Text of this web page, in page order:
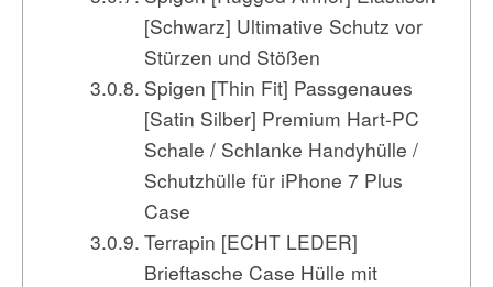
[Schwarz] Ultimative Schutz vor
Stürzen und Stößen
Spigen [Thin Fit] Passgenaues
[Satin Silber] Premium Hart-PC
Schale / Schlanke Handyhülle /
Schutzhülle für iPhone 7 Plus
Case
Terrapin [ECHT LEDER]
Brieftasche Case Hülle mit